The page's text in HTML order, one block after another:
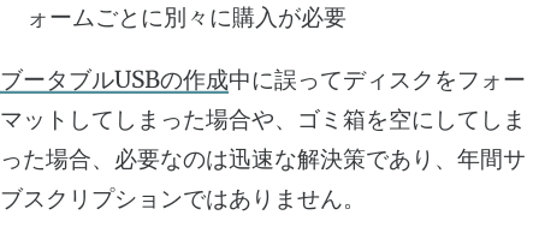
ォームごとに別々に購入が必要
ブータブルUSBの作成中に誤ってディスクをフォー
マットしてしまった場合や、ゴミ箱を空にしてしま
った場合、必要なのは迅速な解決策であり、年間サ
ブスクリプションではありません。